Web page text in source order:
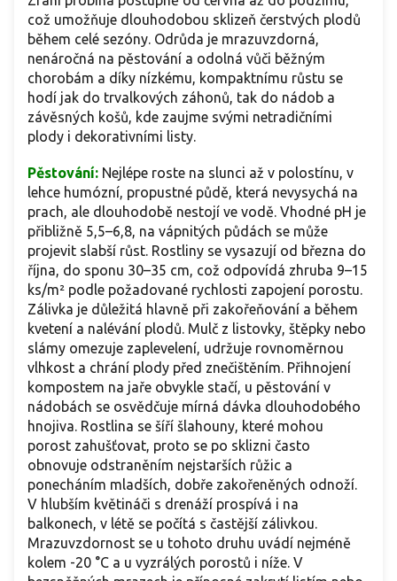
což umožňuje dlouhodobou sklizeň čerstvých plodů
během celé sezóny. Odrůda je mrazuvzdorná,
nenáročná na pěstování a odolná vůči běžným
chorobám a díky nízkému, kompaktnímu růstu se
hodí jak do trvalkových záhonů, tak do nádob a
závěsných košů, kde zaujme svými netradičními
plody i dekorativními listy.
Pěstování: Nejlépe roste na slunci až v polostínu, v
lehce humózní, propustné půdě, která nevysychá na
prach, ale dlouhodobě nestojí ve vodě. Vhodné pH je
přibližně 5,5–6,8, na vápnitých půdách se může
projevit slabší růst. Rostliny se vysazují od března do
října, do sponu 30–35 cm, což odpovídá zhruba 9–15
ks/m² podle požadované rychlosti zapojení porostu.
Zálivka je důležitá hlavně při zakořeňování a během
kvetení a nalévání plodů. Mulč z listovky, štěpky nebo
slámy omezuje zaplevelení, udržuje rovnoměrnou
vlhkost a chrání plody před znečištěním. Přihnojení
kompostem na jaře obvykle stačí, u pěstování v
nádobách se osvědčuje mírná dávka dlouhodobého
hnojiva. Rostlina se šíří šlahouny, které mohou
porost zahušťovat, proto se po sklizni často
obnovuje odstraněním nejstarších růžic a
ponecháním mladších, dobře zakořeněných odnoží.
V hlubším květináči s drenáží prospívá i na
balkonech, v létě se počítá s častější zálivkou.
Mrazuvzdornost se u tohoto druhu uvádí nejméně
kolem -20 °C a u vyzrálých porostů i níže. V